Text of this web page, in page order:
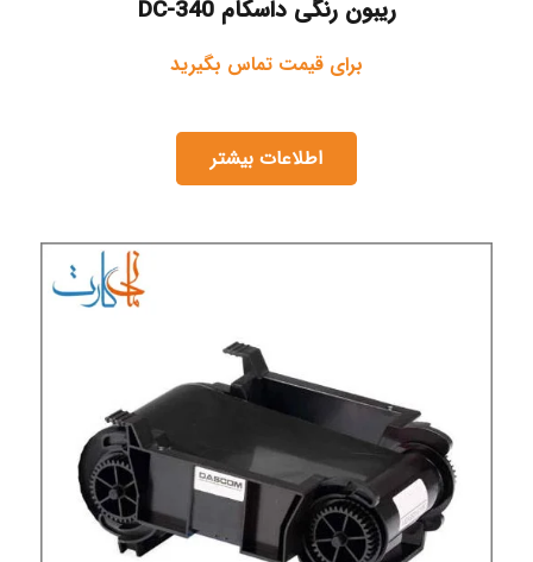
ریبون رنگی داسکام DC-340
برای قیمت تماس بگیرید
اطلاعات بیشتر